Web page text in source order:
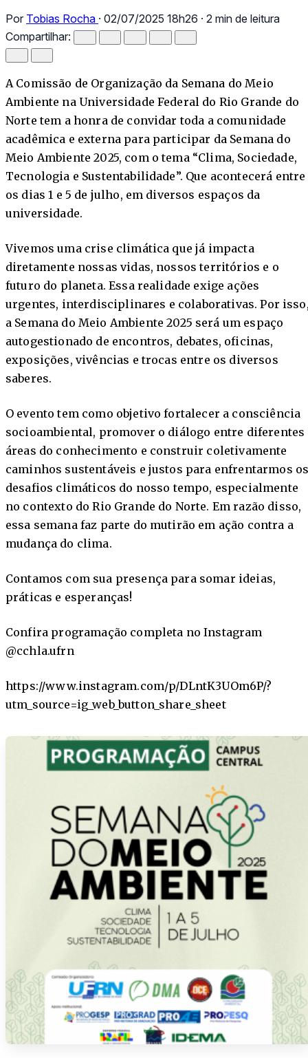
Por Tobias Rocha · 02/07/2025 18h26 · 2 min de leitura
Compartilhar:
A Comissão de Organização da Semana do Meio
Ambiente na Universidade Federal do Rio Grande do
Norte tem a honra de convidar toda a comunidade
acadêmica e externa para participar da Semana do
Meio Ambiente 2025, com o tema “Clima, Sociedade,
Tecnologia e Sustentabilidade”. Que acontecerá entre
os dias 1 e 5 de julho, em diversos espaços da
universidade.
Vivemos uma crise climática que já impacta
diretamente nossas vidas, nossos territórios e o
futuro do planeta. Essa realidade exige ações
urgentes, interdisciplinares e colaborativas. Por
a Semana do Meio Ambiente 2025 será um espaço
autogestionado de encontros, debates, oficinas,
exposições, vivências e trocas entre os diversos
saberes.
O evento tem como objetivo fortalecer a consciência
socioambiental, promover o diálogo entre diferentes
áreas do conhecimento e construir coletivamente
caminhos sustentáveis e justos para enfrentarmos
desafios climáticos do nosso tempo, especialmente
no contexto do Rio Grande do Norte. Em razão disso,
essa semana faz parte do mutirão em ação contra a
mudança do clima.
Contamos com sua presença para somar ideias,
práticas e esperanças!
Confira programação completa no Instagram
@cchla.ufrn
https://www.instagram.com/p/DLntK3UOm6P/?
utm_source=ig_web_button_share_sheet